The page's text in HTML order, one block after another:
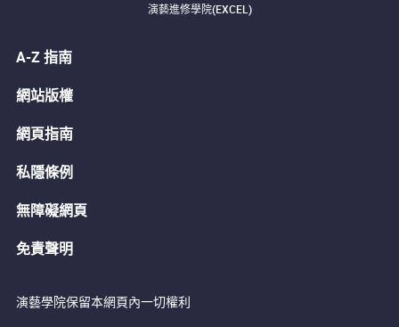
演藝進修學院(EXCEL)
A-Z 指南
網站版權
網頁指南
私隱條例
無障礙網頁
免責聲明
演藝學院保留本網頁內一切權利